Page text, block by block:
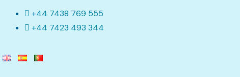
+44 7438 769 555
+44 7423 493 344